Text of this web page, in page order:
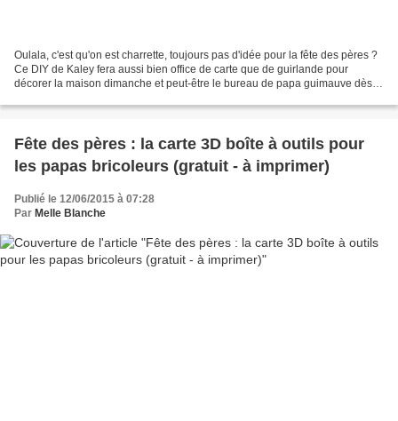
Oulala, c'est qu'on est charrette, toujours pas d'idée pour la fête des pères ?
Ce DIY de Kaley fera aussi bien office de carte que de guirlande pour
décorer la maison dimanche et peut-être le bureau de papa guimauve dès
Fête des pères : la carte 3D boîte à outils pour
les papas bricoleurs (gratuit - à imprimer)
Publié le 12/06/2015 à 07:28
Par Melle Blanche